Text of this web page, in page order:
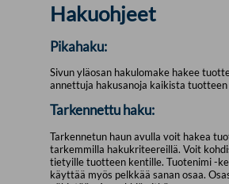
Hakuohjeet
Pikahaku:
Sivun yläosan hakulomake hakee
annettuja hakusanoja kaikista
Tarkennettu haku:
Tarkennetun haun avulla voit hakea
tarkemmilla hakukriteereillä. Voit
tietyille tuotteen kentille. Tuotenimi -
käyttää myös pelkkää sanan osaa.